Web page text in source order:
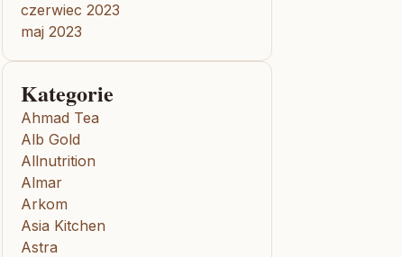
czerwiec 2023
maj 2023
Kategorie
Ahmad Tea
Alb Gold
Allnutrition
Almar
Arkom
Asia Kitchen
Astra